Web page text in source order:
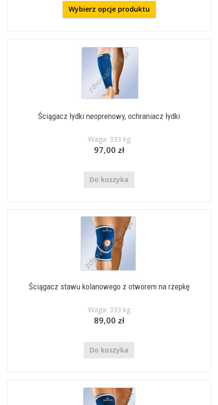
Wybierz opcje produktu
Ściągacz łydki neoprenowy, ochraniacz łydki
Waga: 333 kg
97,00 zł
Do koszyka
Ściągacz stawu kolanowego z otworem na rzepkę
Waga: 333 kg
89,00 zł
Do koszyka